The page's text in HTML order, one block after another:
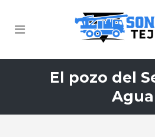
El pozo del
Agua